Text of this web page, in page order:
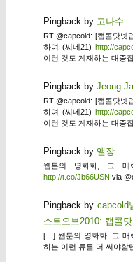
Pingback by 고나수
RT @capcold: [캡콜닷넷
하여 (씨네21) http://
이런 것도 게재하는 대중
Pingback by Jeong
RT @capcold: [캡콜닷넷
하여 (씨네21) http://
이런 것도 게재하는 대중
Pingback by 앨장
웹툰의 영화화, 그 매
http://t.co/Jb66USN via
Pingback bycapcold
스트오브2010: 캡콜닷
[…] 웹툰의 영화화, 그 매
하는 이런 류를 더 써야